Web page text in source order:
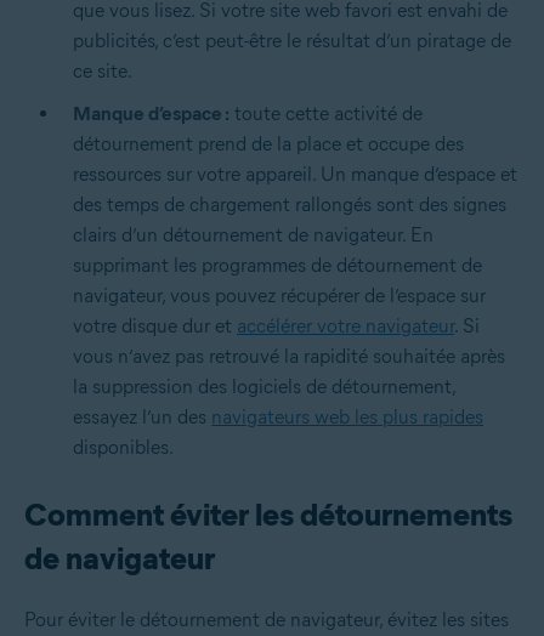
que vous lisez. Si votre site web favori est envahi de
publicités, c’est peut-être le résultat d’un piratage de
ce site.
Manque d’espace : toute cette activité de
détournement prend de la place et occupe des
ressources sur votre appareil. Un manque d’espace et
des temps de chargement rallongés sont des signes
clairs d’un détournement de navigateur. En
supprimant les programmes de détournement de
navigateur, vous pouvez récupérer de l’espace sur
votre disque dur et accélérer votre navigateur. Si
vous n’avez pas retrouvé la rapidité souhaitée après
la suppression des logiciels de détournement,
essayez l’un des navigateurs web les plus rapides
disponibles.
Comment éviter les détournements
de navigateur
Pour éviter le détournement de navigateur, évitez les sites